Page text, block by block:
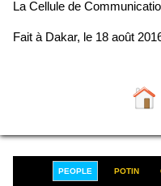
La Cellule de
Fait à Dakar, le 18 août
PEOPLE POTIN